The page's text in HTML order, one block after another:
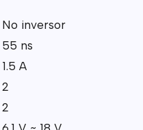
No inversor
55 ns
1.5 A
2
2